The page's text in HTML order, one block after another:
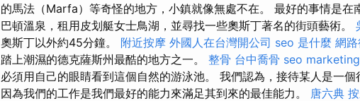
的馬法（Marfa）等奇怪的地方，小鎮就像無處不在。 最好的事情是在
巴頓溫泉，租用皮划艇女士鳥湖，並尋找一些奧斯丁著名的街頭藝術。
奧斯丁以外約45分鐘。 附近按摩 外國人在台灣開公司 seo 是什麼 網
踏上潮濕的德克薩斯州最酷的地方之一。 整骨 台中喬骨 seo marketing
必須用自己的眼睛看到這個自然的游泳池。 我們認為，接待某人是一個
因為我們的工作是我們最好的能力來滿足其到來的最佳能力。 唐六典